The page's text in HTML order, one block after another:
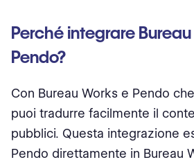
Perché integrare
Pendo?
Con Bureau Works e Pendo
puoi tradurre facilmente il
pubblici. Questa integrazione
Pendo direttamente in Bureau